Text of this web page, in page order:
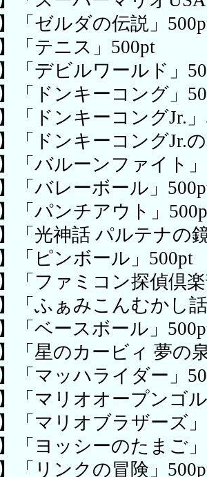
】「ゼルダの伝説」
】「テニス」500pt
】「デビルワールド」
】「ドンキーコング」
】「ドンキーコングJr.
】「ドンキーコングJr.
】「バルーンファイト
】「バレーボール」
】「パンチアウト」
】「光神話 パルテナの
】「ピンボール」500pt
】「ファミコン探偵倶
】「ふぁみこんむかし
】「ベースボール」
】「星のカービィ 夢の
】「マッハライダー」
】「マリオオープンゴ
】「マリオブラザーズ
】「ヨッシーのたまご
】「リンクの冒険」